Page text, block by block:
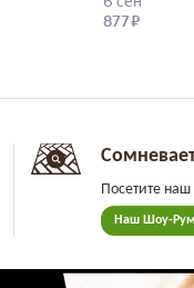
Посетите
Наш Шоу-Рум